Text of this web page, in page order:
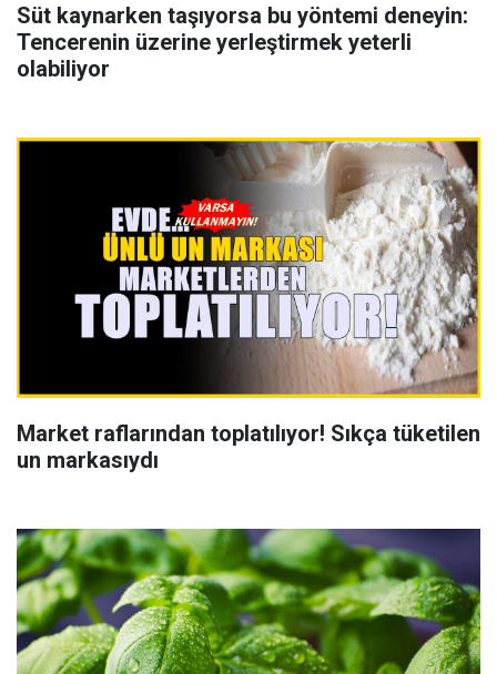
Süt kaynarken taşıyorsa bu yöntemi deneyin:
Tencerenin üzerine yerleştirmek yeterli
olabiliyor
Market raflarından toplatılıyor! Sıkça tüketilen
un markasıydı